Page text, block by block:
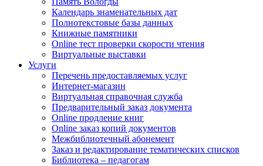
Календарь знаменательных дат
Полнотекстовые базы данных
Книжные памятники
Online тест проверки скорости чтения
Виртуальные выставки
Услуги
Перечень предоставляемых услуг
Интернет-магазин
Виртуальная справочная служба
Предварительный заказ документа
Online продление книг
Online заказ копий документов
Межбиблиотечный абонемент
Заказ и редактирование тематических списков
Библиотека – педагогам